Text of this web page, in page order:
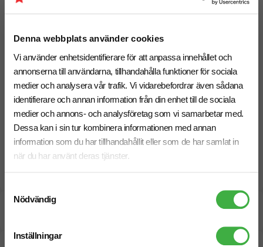
Denna webbplats använder cookies
Vi använder enhetsidentifierare för att anpassa innehållet och
annonserna till användarna, tillhandahålla funktioner för sociala
medier och analysera vår trafik. Vi vidarebefordrar även sådana
identifierare och annan information från din enhet till de sociala
medier och annons- och analysföretag som vi samarbetar med.
Dessa kan i sin tur kombinera informationen med annan
information som du har tillhandahållit eller som de har samlat in
när du har använt deras tjänster.
Nödvändig
Inställningar
• Standard:
Behöver du leverans till ett specifikt datum? Hör av dig
så hjälper vi dig hitta rätt upplägg.
Hitta rätt sweatshirt för er profilering
Jämför fler modeller med ekologisk bomull,
premiumkänsla, och olika passformer. Se fler
sweatshirts med tryck